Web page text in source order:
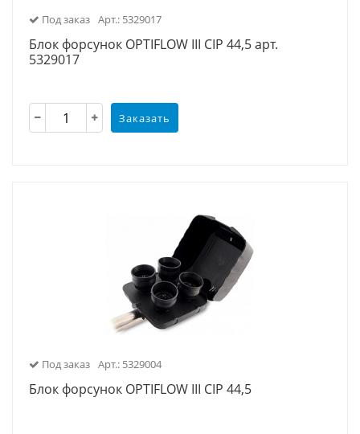
Под заказ Арт.: 5329017
Блок форсунок OPTIFLOW III CIP 44,5 арт.
5329017
Заказать
Под заказ Арт.: 5329004
Блок форсунок OPTIFLOW III CIP 44,5